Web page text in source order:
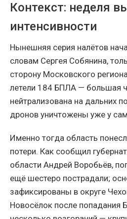
Контекст: неделя
интенсивности
Нынешняя серия налётов
словам Сергея Собянина,
сторону Московского
летели 184 БПЛА — большая
нейтрализована на дальних
дронов уничтожены уже у
Именно тогда область
потери. Как сообщил
области Андрей Воробьёв,
ещё шестеро пострадали;
зафиксированы в округе
Новосёлок после попадания